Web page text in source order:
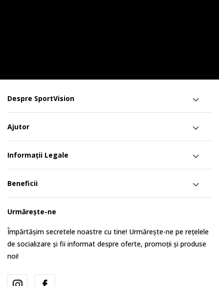
Despre SportVision
Ajutor
Informații Legale
Beneficii
Urmărește-ne
Împărtășim secretele noastre cu tine! Urmărește-ne pe rețelele
de socializare și fii informat despre oferte, promoții și produse
noi!